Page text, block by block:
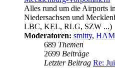
Alles rund um die Airports
Niedersachsen und
LBC, KEL, RLG, SZW ...)
Moderatoren: smitty,
689 Themen
2699 Beiträge
Letzter Beitrag Re: